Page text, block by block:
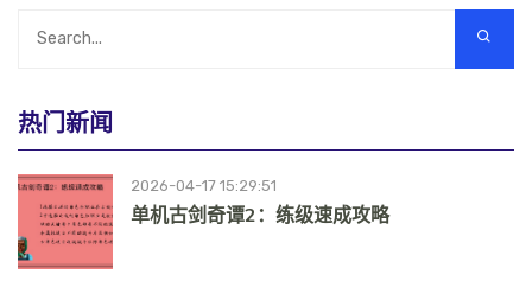
热门新闻
2026-04-17 15:29:51
单机古剑奇谭2：练级速成攻略